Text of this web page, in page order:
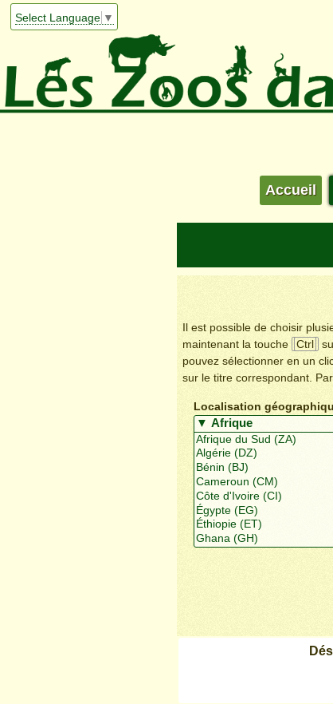
Select Language ▼
Accueil
Il est possible de choisir
maintenant la touche
Ctrl
pouvez sélectionner en un
sur le titre correspondant.
Localisation